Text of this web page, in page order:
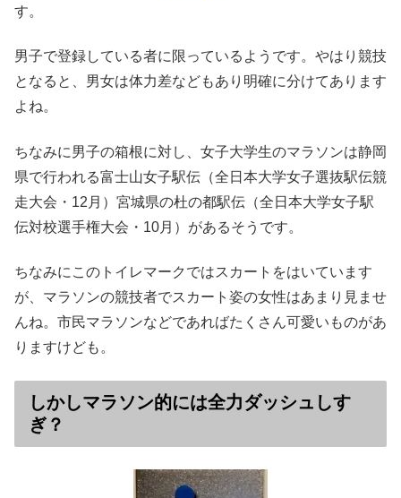
す。
男子で登録している者に限っているようです。やはり競技
となると、男女は体力差などもあり明確に分けてあります
よね。
ちなみに男子の箱根に対し、女子大学生のマラソンは静岡
県で行われる富士山女子駅伝（全日本大学女子選抜駅伝競
走大会・12月）宮城県の杜の都駅伝（全日本大学女子駅
伝対校選手権大会・10月）があるそうです。
ちなみにこのトイレマークではスカートをはいています
が、マラソンの競技者でスカート姿の女性はあまり見ませ
んね。市民マラソンなどであればたくさん可愛いものがあ
りますけども。
しかしマラソン的には全力ダッシュしす
ぎ？